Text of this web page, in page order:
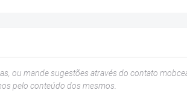
ou mande sugestões através do contato
pelo conteúdo dos mesmos.